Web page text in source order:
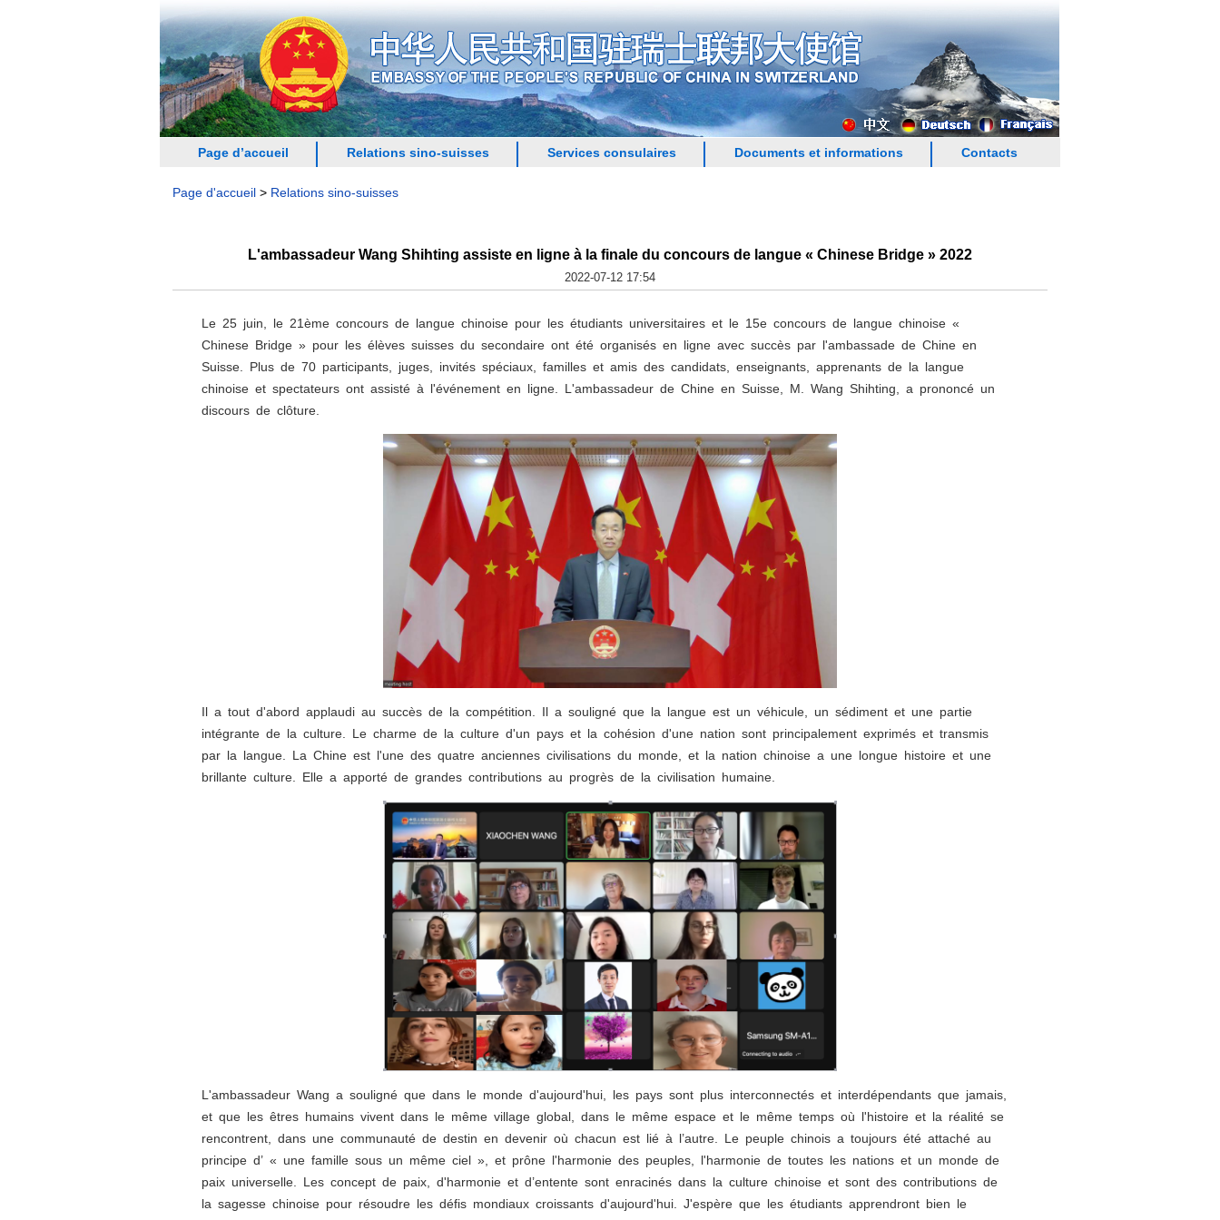
Page d’accueil Relations sino-suisses Services consulaires Documents et informations Contacts
Page d'accueil > Relations sino-suisses
L'ambassadeur Wang Shihting assiste en ligne à la finale du concours de langue « Chinese Bridge » 2022
2022-07-12 17:54
Le 25 juin, le 21ème concours de langue chinoise pour les étudiants universitaires et le 15e concours de langue chinoise «
Chinese Bridge » pour les élèves suisses du secondaire ont été organisés en ligne avec succès par l'ambassade de Chine en
Suisse. Plus de 70 participants, juges, invités spéciaux, familles et amis des candidats, enseignants, apprenants de la langue
chinoise et spectateurs ont assisté à l'événement en ligne. L'ambassadeur de Chine en Suisse, M. Wang Shihting, a prononcé un
discours de clôture.
Il a tout d'abord applaudi au succès de la compétition. Il a souligné que la langue est un véhicule, un sédiment et une partie
intégrante de la culture. Le charme de la culture d'un pays et la cohésion d'une nation sont principalement exprimés et transmis
par la langue. La Chine est l'une des quatre anciennes civilisations du monde, et la nation chinoise a une longue histoire et une
brillante culture. Elle a apporté de grandes contributions au progrès de la civilisation humaine.
L'ambassadeur Wang a souligné que dans le monde d'aujourd'hui, les pays sont plus interconnectés et interdépendants que jamais,
et que les êtres humains vivent dans le même village global, dans le même espace et le même temps où l'histoire et la réalité se
rencontrent, dans une communauté de destin en devenir où chacun est lié à l’autre. Le peuple chinois a toujours été attaché au
principe d’ « une famille sous un même ciel », et prône l'harmonie des peuples, l'harmonie de toutes les nations et un monde de
paix universelle. Les concept de paix, d'harmonie et d’entente sont enracinés dans la culture chinoise et sont des contributions de
la sagesse chinoise pour résoudre les défis mondiaux croissants d'aujourd'hui. J'espère que les étudiants apprendront bien le